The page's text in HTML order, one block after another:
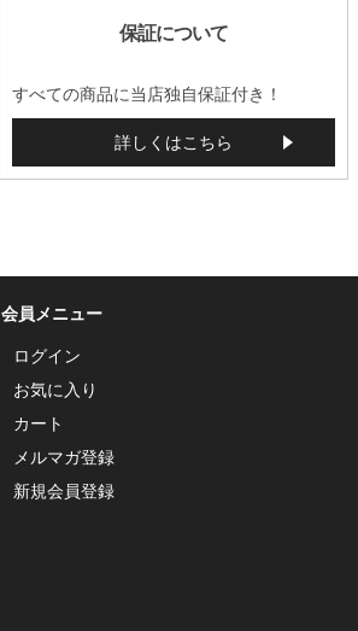
保証について
すべての商品に当店独自保証付き！
詳しくはこちら
会員メニュー
ログイン
お気に入り
カート
メルマガ登録
新規会員登録